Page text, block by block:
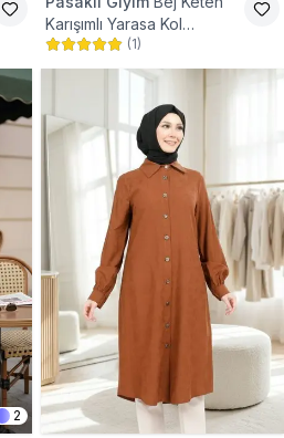
Karışımlı Yarasa Kol
Tesettür Tunik
(1)
2